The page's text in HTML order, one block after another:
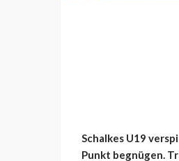
Schalkes U19
Punkt begnügen.